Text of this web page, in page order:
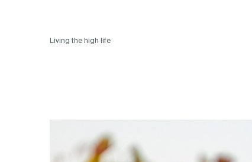
Living the high life